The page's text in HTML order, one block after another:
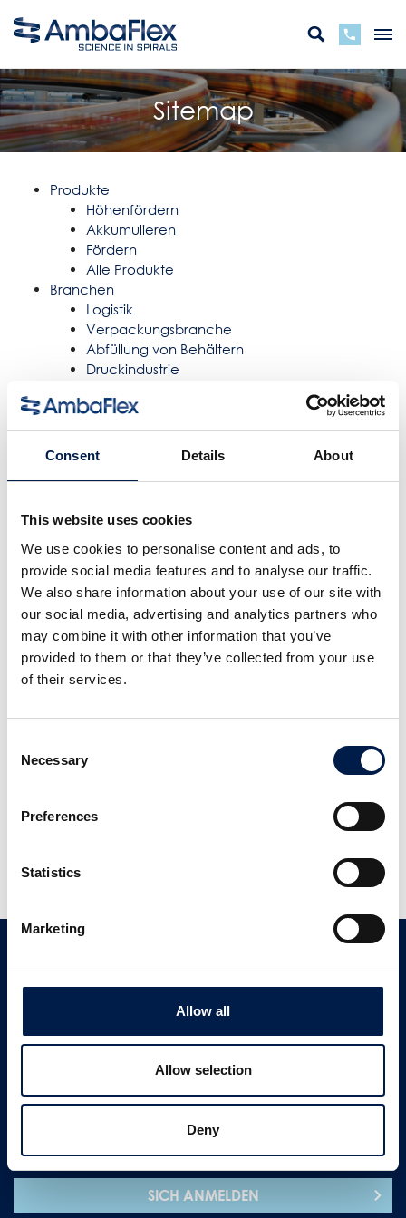
Consent Details About
This website uses cookies
We use cookies to personalise content and ads, to
provide social media features and to analyse our traffic.
We also share information about your use of our site with
our social media, advertising and analytics partners who
may combine it with other information that you’ve
provided to them or that they’ve collected from your use
of their services.
Selection
Necessary
Preferences
Statistics
Marketing
Allow all
Allow selection
Deny
Sitemap
Produkte
Höhenfördern
Akkumulieren
Fördern
Alle Produkte
Branchen
Logistik
Verpackungsbranche
Abfüllung von Behältern
Druckindustrie
Produkt-Finder
Services
Kundendienst
1 Minuten Wartungsprogramm
Downloads
Unternehmen
Kurz zusammengefasst
Unsere Unternehmensmission
Karrierechancen
Neuigkeiten
Arbeiten bei AmbaFlex
Produktion
Kundensupport
Abonnieren Sie unseren News-Letter
SICH ANMELDEN